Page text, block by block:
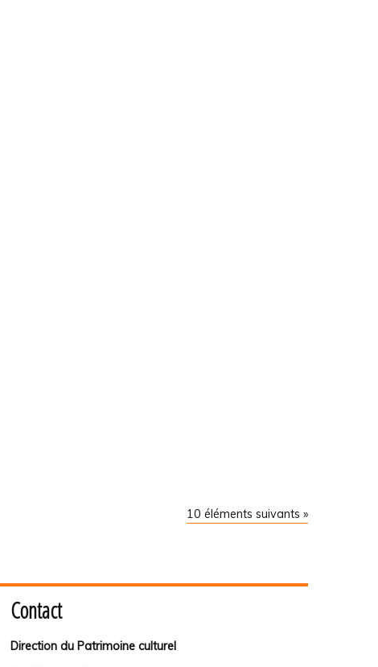
10 éléments suivants »
Contact
Direction du Patrimoine culturel